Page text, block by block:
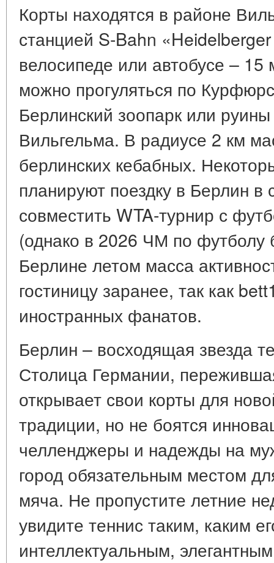
Корты находятся в районе
станцией S-Bahn
велосипеде или автобусе –
можно прогуляться по
Берлинский зоопарк или
Вильгельма. В радиусе 2 км
берлинских кебабных.
планируют поездку в Берлин
совместить WTA-турнир с
(однако в 2026 ЧМ по
Берлине летом масса
гостиницу заранее, так как
иностранных фанатов.
Берлин – восходящая звезда
Столица Германии,
открывает свои корты для
традиции, но не боятся
челленджеры и надежды на
город обязательным местом
мяча. Не пропустите летние
увидите теннис таким, каким
интеллектуальным,